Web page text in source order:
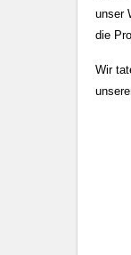
unser
die
Wir